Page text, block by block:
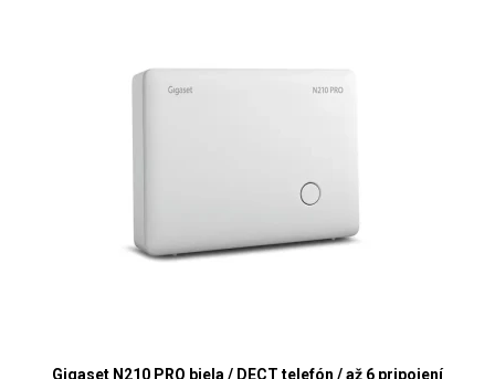
Gigaset N210 PRO biela / DECT telefón / až 6 pripojení